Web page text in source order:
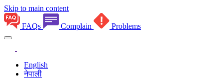
Skip to main content
FAQs Complain Problems
English
नेपाली